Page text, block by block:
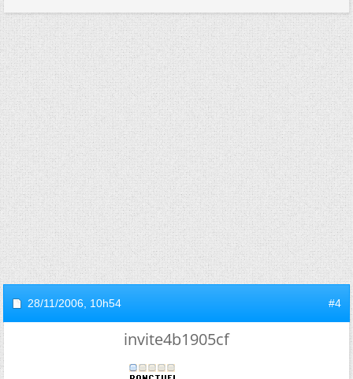
28/11/2006, 10h54 #4
invite4b1905cf